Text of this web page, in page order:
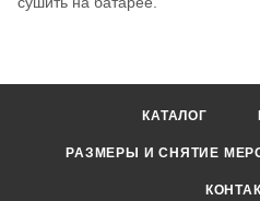
КАТАЛОГ
РАЗМЕРЫ И СНЯТИЕ